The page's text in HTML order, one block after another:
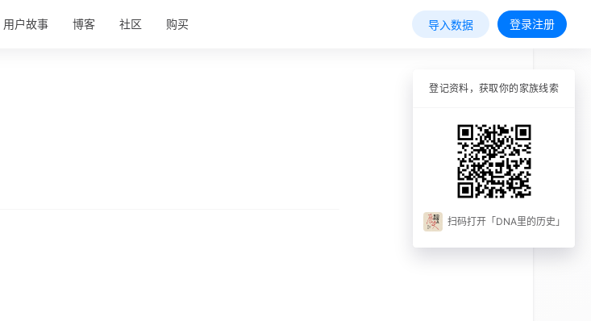
用户故事 博客 社区 购买 导入数据 登录注册
登记资料，获取你的家族线索
扫码打开「DNA里的历史」